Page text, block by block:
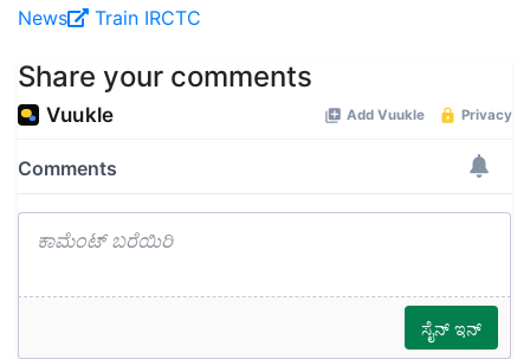
News Train IRCTC
Share your comments